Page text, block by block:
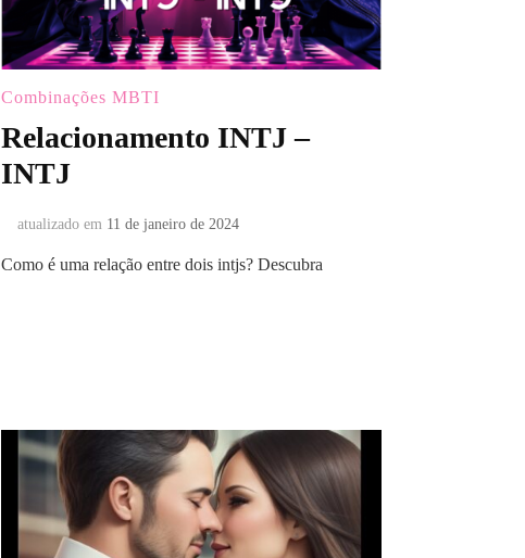
Combinações MBTI
Relacionamento INTJ –
INTJ
atualizado em 11 de janeiro de 2024
Como é uma relação entre dois intjs? Descubra